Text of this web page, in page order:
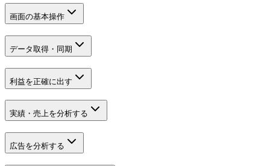
画面の基本操作
データ取得・同期
利益を正確に出す
実績・売上を分析する
広告を分析する